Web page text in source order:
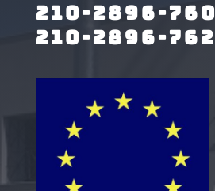
210-2896-760
210-2896-762